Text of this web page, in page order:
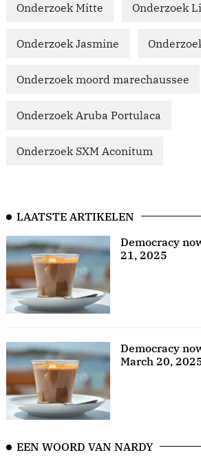
Onderzoek Mitte Onderzoek
Onderzoek Jasmine
Onderzoek moord marechaussee
Onderzoek Aruba Portulaca
Onderzoek SXM Aconitum
LAATSTE ARTIKELEN
Democracy
21, 2025
Democracy
March 20,
EEN WOORD VAN NARDY